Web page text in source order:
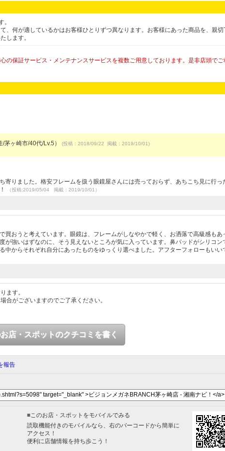
。
、何が適しているかはお客様ひとりずつ異なります。お客様にあった商品を、親切
します。
の保証サービス・メンテナンスサービスを複数ご用意しております。是非店頭でご
/茅ヶ崎市/40代/Lv.5） (投稿：2018/09/22 掲載：2019/10/01)
寄りました。格安フレームを扱う眼鏡屋さんには売っておらず、あちこち見に行っ
（投稿:2019/05/04 掲載：2019/10/01）
買おうと考えています。眼鏡は、フレームがしなやかで軽く、お洒落で高級感もあ
が強いはずなのに、そう見えないところが気に入っています。鼻パッドがシリコン
中からそれぞれ自分にあったものをゆっくり選べました。アフターフォローもいい
ます。
合がございますのでご了承ください。
店・スポットのクチコミを書く
報告
■ このお店・スポットをモバイルでみる
読取機能付きのモバイルなら、右のバーコードから簡単に
アクセス！
便利に店舗情報を持ち歩こう！